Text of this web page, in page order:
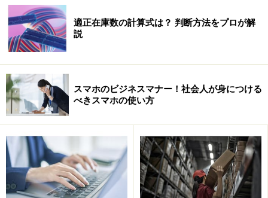
適正在庫数の計算式は？ 判断方法をプロが解
説
スマホのビジネスマナー！社会人が身につける
べきスマホの使い方